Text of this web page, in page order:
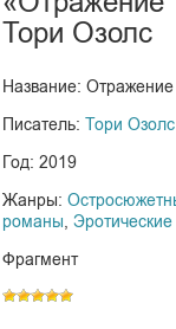
Тори Озолс
Название: Отражение
Писатель: Тори Озолс
Год: 2019
Жанры:
романы
Фрагмент